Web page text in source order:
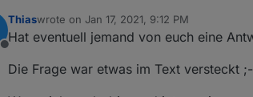
regelmäßig Spannungseinbrüche
davor gesetzt und ein stärkeres
Was mich noch dringend
dann vom Strom nehme?
Offline
Thiaswrote on Jan 17, 2021, 9:12 PM
last edited by
Hat eventuell jemand von euch eine
Die Frage war etwas im Text versteckt